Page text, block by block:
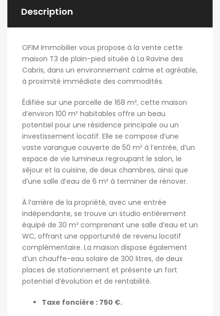
Description
OFIM Immobilier vous propose à la vente cette
maison T3 de plain-pied située à La Ravine des
Cabris, dans un environnement calme et agréable,
à proximité immédiate des commodités.
Édifiée sur une parcelle de 168 m², cette maison
d’environ 100 m² habitables offre un beau
potentiel pour une résidence principale ou un
investissement locatif. Elle se compose d’une
vaste varangue couverte de 50 m² à l’entrée, d’un
espace de vie lumineux regroupant le salon, le
séjour et la cuisine, de deux chambres, ainsi que
d’une salle d’eau de 6 m² à terminer de rénover.
À l’arrière de la propriété, avec une entrée
indépendante, se trouve un studio entièrement
équipé de 30 m² comprenant une salle d’eau et un
WC, offrant une opportunité de revenu locatif
complémentaire. La maison dispose également
d’un chauffe-eau solaire de 300 litres, de deux
places de stationnement et présente un fort
potentiel d’évolution et de rentabilité.
Taxe foncière : 750 €.